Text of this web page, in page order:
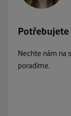
Potřebujete
Nechte nám na
poradíme.